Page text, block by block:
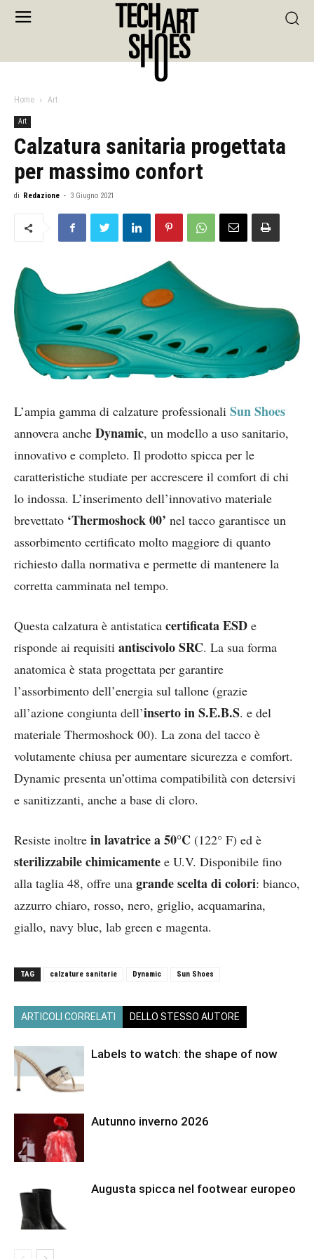
Home Art
Art
Calzatura sanitaria progettata
per massimo confort
di Redazione - 3 Giugno 2021
L’ampia gamma di calzature professionali Sun Shoes
annovera anche Dynamic, un modello a uso sanitario,
innovativo e completo. Il prodotto spicca per le
caratteristiche studiate per accrescere il comfort di chi
lo indossa. L’inserimento dell’innovativo materiale
brevettato ‘Thermoshock 00’ nel tacco garantisce un
assorbimento certificato molto maggiore di quanto
richiesto dalla normativa e permette di mantenere la
corretta camminata nel tempo.
Questa calzatura è antistatica certificata ESD e
risponde ai requisiti antiscivolo SRC. La sua forma
anatomica è stata progettata per garantire
l’assorbimento dell’energia sul tallone (grazie
all’azione congiunta dell’inserto in S.E.B.S. e del
materiale Thermoshock 00). La zona del tacco è
volutamente chiusa per aumentare sicurezza e comfort.
Dynamic presenta un’ottima compatibilità con detersivi
e sanitizzanti, anche a base di cloro.
Resiste inoltre in lavatrice a 50°C (122° F) ed è
sterilizzabile chimicamente e U.V. Disponibile fino
alla taglia 48, offre una grande scelta di colori: bianco,
azzurro chiaro, rosso, nero, griglio, acquamarina,
giallo, navy blue, lab green e magenta.
TAG calzature sanitarie Dynamic Sun Shoes
ARTICOLI CORRELATI DELLO STESSO AUTORE
Labels to watch: the shape of now
Autunno inverno 2026
Augusta spicca nel footwear europeo